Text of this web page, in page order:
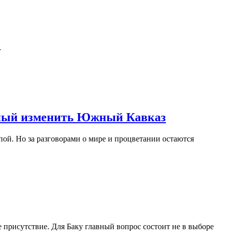
изменить Южный Кавказ
Но за разговорами о мире и процветании остаются
Для Баку главный вопрос состоит не в выборе